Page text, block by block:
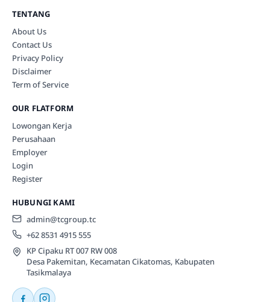
TENTANG
About Us
Contact Us
Privacy Policy
Disclaimer
Term of Service
OUR FLATFORM
Lowongan Kerja
Perusahaan
Employer
Login
Register
HUBUNGI KAMI
admin@tcgroup.tc
+62 8531 4915 555
KP Cipaku RT 007 RW 008
Desa Pakemitan, Kecamatan Cikatomas, Kabupaten
Tasikmalaya